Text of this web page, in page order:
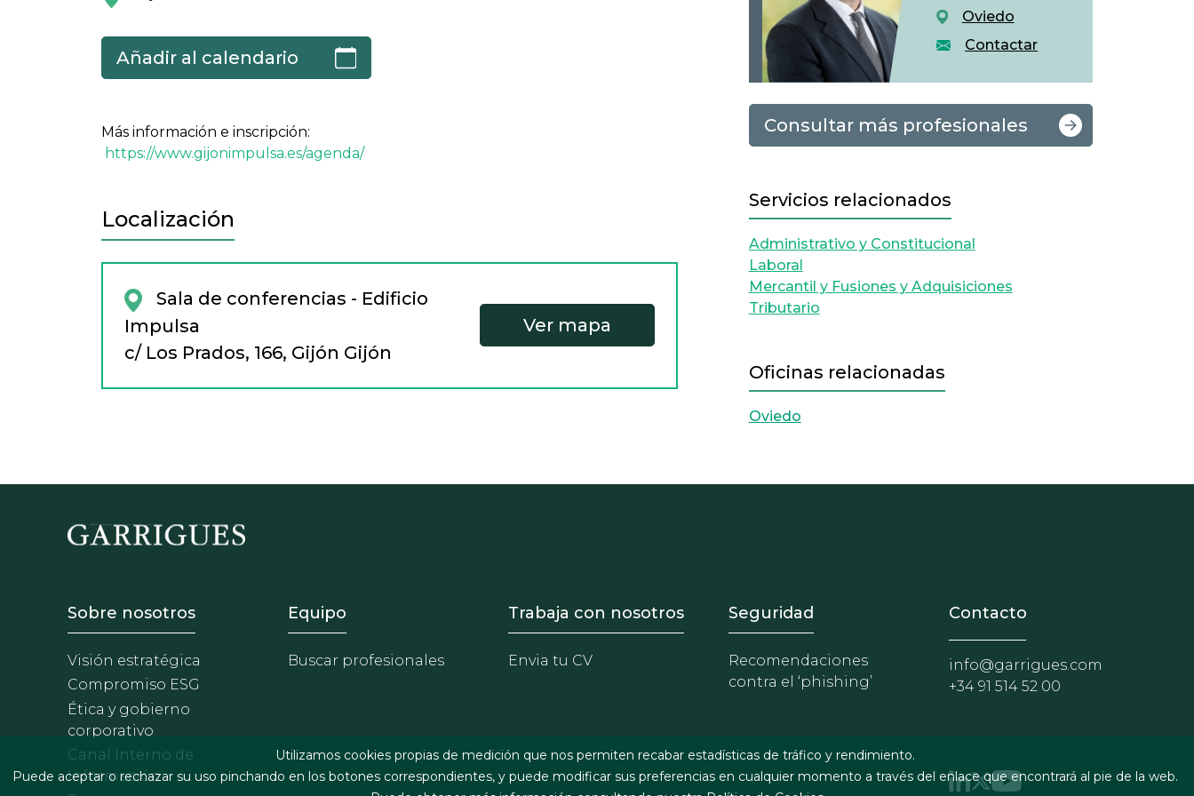
Añadir al calendario
Más información e inscripción:
https://www.gijonimpulsa.es/agenda/
Localización
Sala de conferencias - Edificio
Impulsa
c/ Los Prados, 166, Gijón Gijón
Ver mapa
Oviedo
Contactar
Consultar más profesionales
Servicios relacionados
Administrativo y Constitucional
Laboral
Mercantil y Fusiones y Adquisiciones
Tributario
Oficinas relacionadas
Oviedo
Footer - Sobre Nosotros
Sobre nosotros
Visión estratégica
Compromiso ESG
Ética y gobierno
corporativo
Canal Interno de
Información
Footer - Equipo
Equipo
Buscar profesionales
Footer - Trabaja con nosotros
Trabaja con nosotros
Envia tu CV
Footer - Extranet y herramientas
Seguridad
Recomendaciones
contra el ‘phishing’
Contacto
info@garrigues.com
+34 91 514 52 00
Utilizamos cookies propias de medición que nos permiten recabar estadísticas de tráfico y rendimiento.
Puede aceptar o rechazar su uso pinchando en los botones correspondientes, y puede modificar sus preferencias en cualquier momento a través del enlace que encontrará al pie de la web.